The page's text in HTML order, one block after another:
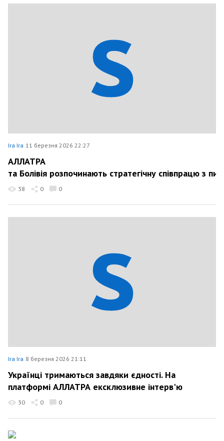
Ira Ira 11 березня 2026 22:27
АЛЛАТРА
та Болівія розпочинають стратегічну співпрацю з
38 0 0
Ira Ira 8 березня 2026 21:11
Українці тримаються завдяки єдності. На
платформі АЛЛАТРА ексклюзивне інтерв'ю
30 0 0